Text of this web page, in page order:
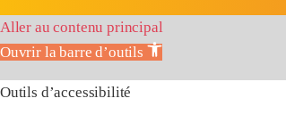
Aller au contenu principal
Ouvrir la barre d’outils
Outils d’accessibilité